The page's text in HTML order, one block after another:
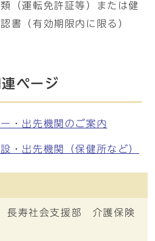
（運転免許証等）または健
書（有効期限内に限る）
ページ
・出先機関のご案内
・出先機関（保健所など）
寿社会支援部 介護保険